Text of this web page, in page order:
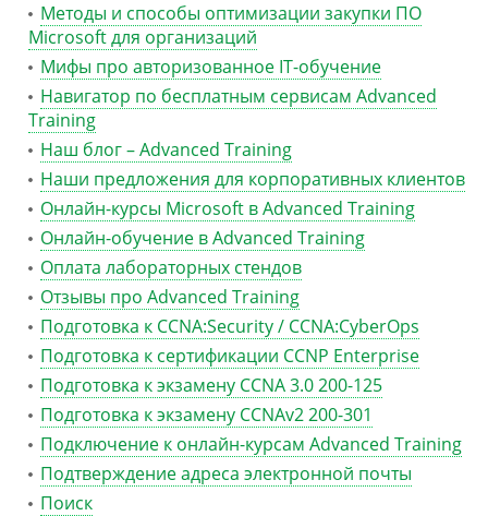
Методы и способы оптимизации закупки ПО
Microsoft для организаций
Мифы про авторизованное IT-обучение
Навигатор по бесплатным сервисам Advanced
Training
Наш блог – Advanced Training
Наши предложения для корпоративных клиентов
Онлайн-курсы Microsoft в Advanced Training
Онлайн-обучение в Advanced Training
Оплата лабораторных стендов
Отзывы про Advanced Training
Подготовка к CCNA:Security / CCNA:CyberOps
Подготовка к сертификации CCNP Enterprise
Подготовка к экзамену CCNA 3.0 200-125
Подготовка к экзамену CCNAv2 200-301
Подключение к онлайн-курсам Advanced Training
Подтверждение адреса электронной почты
Поиск